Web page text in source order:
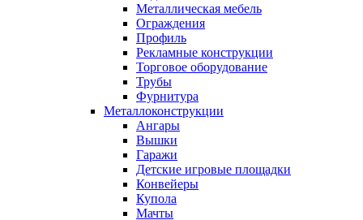
Металлическая мебель
Ограждения
Профиль
Рекламные конструкции
Торговое оборудование
Трубы
Фурнитура
Металлоконструкции
Ангары
Вышки
Гаражи
Детские игровые площадки
Конвейеры
Купола
Мачты